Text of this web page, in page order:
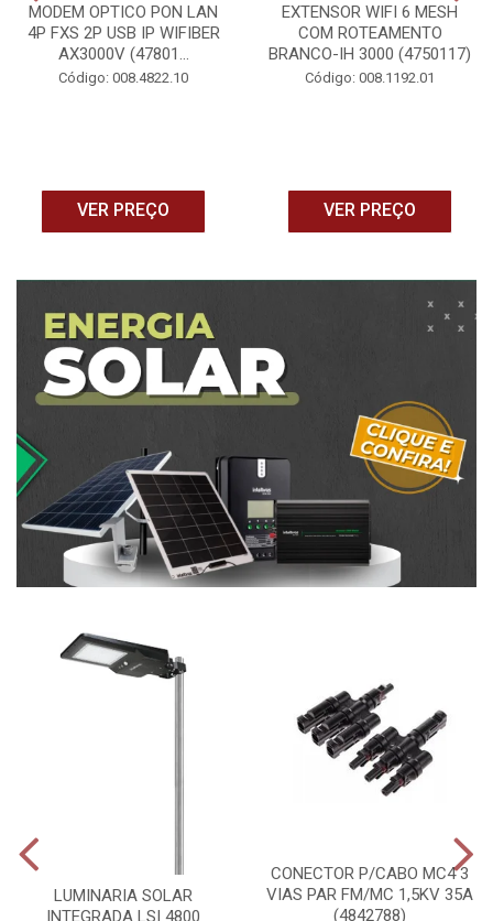
MODEM OPTICO PON LAN
4P FXS 2P USB IP WIFIBER
AX3000V (47801...
Código: 008.4822.10
VER PREÇO
EXTENSOR WIFI 6 MESH
COM ROTEAMENTO
BRANCO-IH 3000 (4750117)
Código: 008.1192.01
VER PREÇO
LUMINARIA SOLAR
INTEGRADA LSI 4800
CONECTOR P/CABO MC4 3
VIAS PAR FM/MC 1,5KV 35A
(4842788)